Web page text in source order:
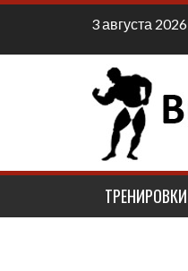
Наверх
3 августа 2026
ТРЕНИРОВКИ